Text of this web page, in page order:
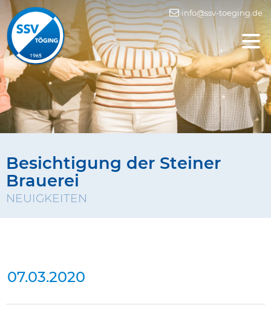
info@ssv-toeging.de
Besichtigung der Steiner
Brauerei
NEUIGKEITEN
07.03.2020